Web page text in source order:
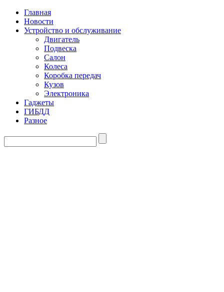
Главная
Новости
Устройство и обслуживание
Двигатель
Подвеска
Салон
Колеса
Коробка передач
Кузов
Электроника
Гаджеты
ГИБДД
Разное